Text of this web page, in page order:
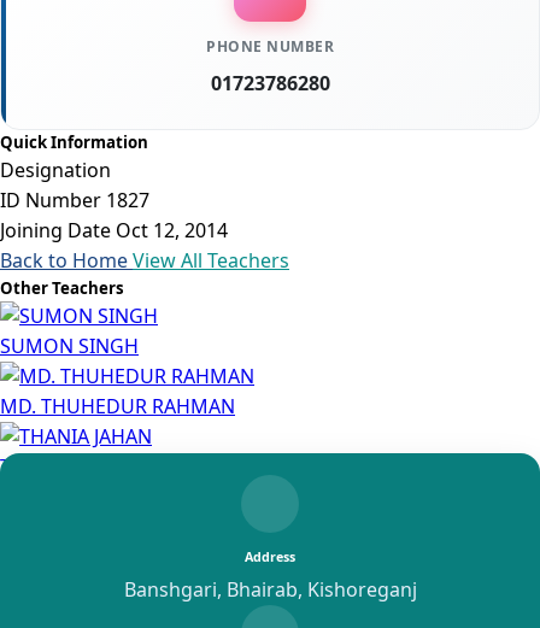
PHONE NUMBER
01723786280
Quick Information
Designation
ID Number 1827
Joining Date Oct 12, 2014
Back to HomeView All Teachers
Other Teachers
SUMON SINGH
MD. THUHEDUR RAHMAN
THANIA JAHAN
Address
Banshgari, Bhairab, Kishoreganj